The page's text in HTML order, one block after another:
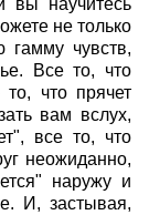
вы научитесь
не только
чувств,
Все то, что
что прячет
вам вслух,
все то, что
неожиданно,
наружу и
И, застывая,